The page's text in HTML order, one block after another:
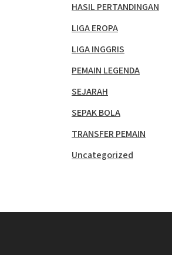
HASIL PERTANDINGAN
LIGA EROPA
LIGA INGGRIS
PEMAIN LEGENDA
SEJARAH
SEPAK BOLA
TRANSFER PEMAIN
Uncategorized